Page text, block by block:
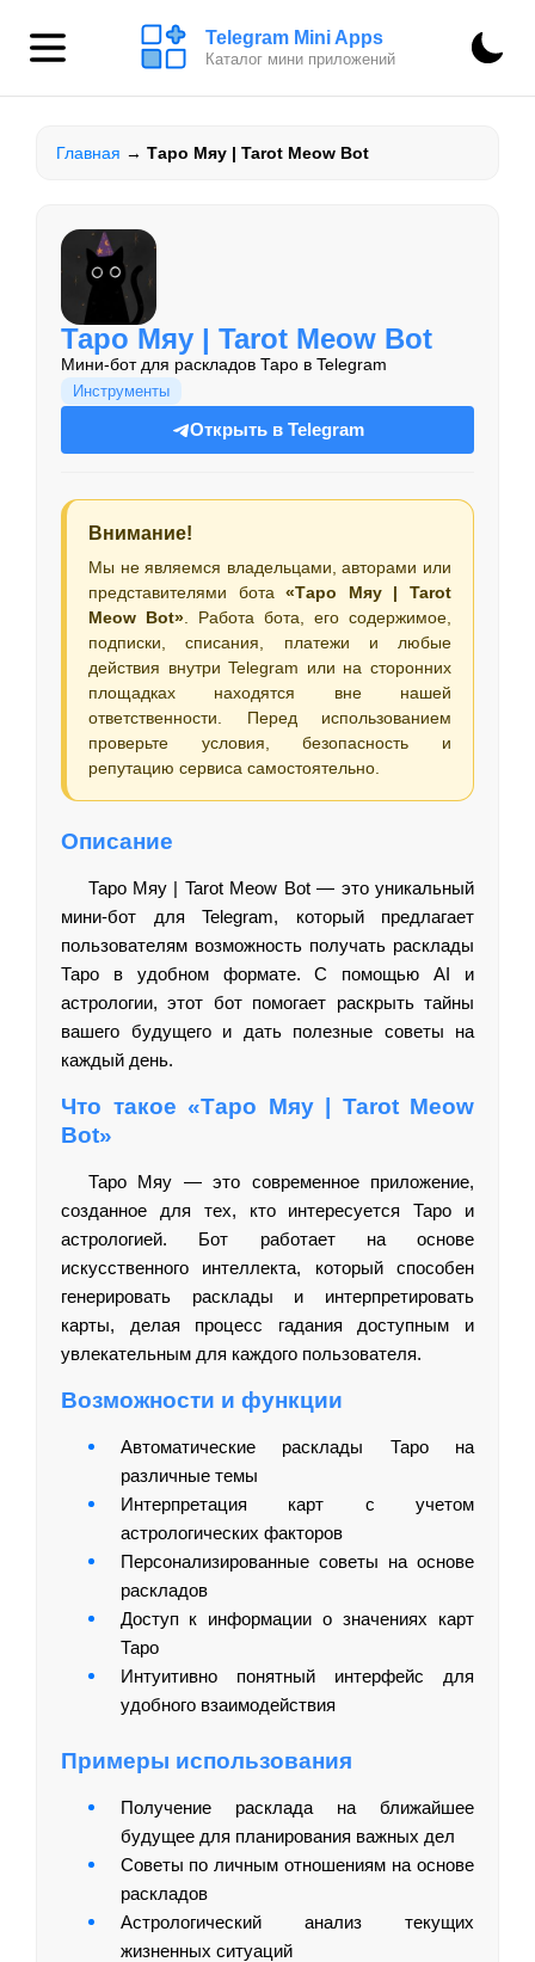
Telegram Mini Apps
Каталог мини приложений
Главная → Таро Мяу | Tarot Meow Bot
Таро Мяу | Tarot Meow Bot
Мини-бот для раскладов Таро в Telegram
Инструменты
Открыть в Telegram
Внимание!
Мы не являемся владельцами, авторами или
представителями бота«Таро Мяу | Tarot
Meow Bot» . Работа бота, его содержимое,
подписки, списания, платежи и любые
действия внутри Telegram или на сторонних
площадках находятся вне нашей
ответственности. Перед использованием
проверьте условия, безопасность и
репутацию сервиса самостоятельно.
Описание
Таро Мяу | Tarot Meow Bot — это уникальный
мини-бот для Telegram, который предлагает
пользователям возможность получать расклады
Таро в удобном формате. С помощью AI и
астрологии, этот бот помогает раскрыть тайны
вашего будущего и дать полезные советы на
каждый день.
Что такое «Таро Мяу | Tarot Meow
Bot»
Таро Мяу — это современное приложение,
созданное для тех, кто интересуется Таро и
астрологией. Бот работает на основе
искусственного интеллекта, который способен
генерировать расклады и интерпретировать
карты, делая процесс гадания доступным и
увлекательным для каждого пользователя.
Возможности и функции
Автоматические расклады Таро на
различные темы
Интерпретация карт с учетом
астрологических факторов
Персонализированные советы на основе
раскладов
Доступ к информации о значениях карт
Таро
Интуитивно понятный интерфейс для
удобного взаимодействия
Примеры использования
Получение расклада на ближайшее
будущее для планирования важных дел
Советы по личным отношениям на основе
раскладов
Астрологический анализ текущих
жизненных ситуаций